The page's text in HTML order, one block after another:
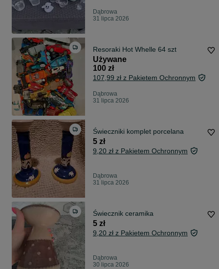
Dąbrowa
31 lipca 2026
Resoraki Hot Whelle 64 szt
Używane
100 zł
107,99 zł z Pakietem Ochronnym
Dąbrowa
31 lipca 2026
Świeczniki komplet porcelana
5 zł
9,20 zł z Pakietem Ochronnym
Dąbrowa
31 lipca 2026
Świecznik ceramika
5 zł
9,20 zł z Pakietem Ochronnym
Dąbrowa
30 lipca 2026